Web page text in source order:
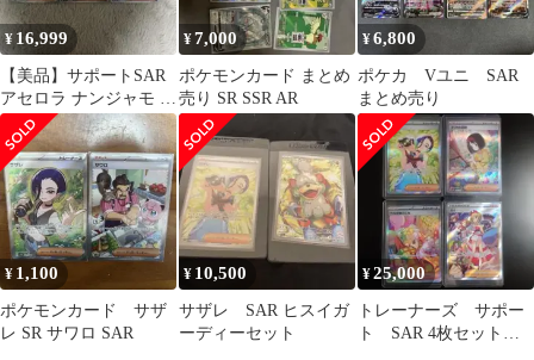
¥ 16,999
【美品】サポートSAR
アセロラ ナンジャモ ス
イレン まとめ売り
¥7,000
ポケモンカード まとめ
売り SR SSR AR
¥6,800
ポケカ Vユニ SAR
まとめ売り
¥ 1,100
ポケモンカード サザ
レ SR サワロ SAR
¥ 10,500
サザレ SAR ヒスイガ
ーディーセット
¥25,000
トレーナーズ サポー
ト SAR 4枚セット